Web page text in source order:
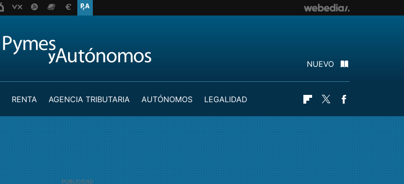
NUEVO
RENTA AGENCIA TRIBUTARIA AUTÓNOMOS
LEGALIDAD
Flipboard
Twitter